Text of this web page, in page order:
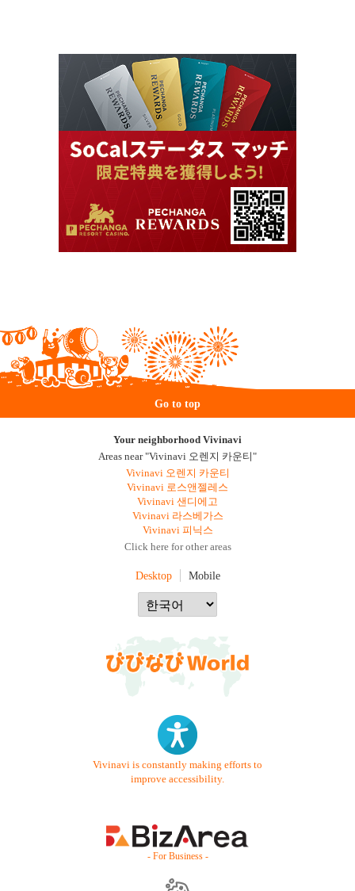
Go to top
Your neighborhood Vivinavi
Areas near "Vivinavi 오렌지 카운티"
Vivinavi 오렌지 카운티
Vivinavi 로스앤젤레스
Vivinavi 샌디에고
Vivinavi 라스베가스
Vivinavi 피닉스
Click here for other areas
Desktop Mobile
Vivinavi is constantly making efforts to
improve accessibility.
- For Business -